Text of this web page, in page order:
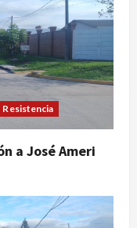
Resistencia
a José Ameri